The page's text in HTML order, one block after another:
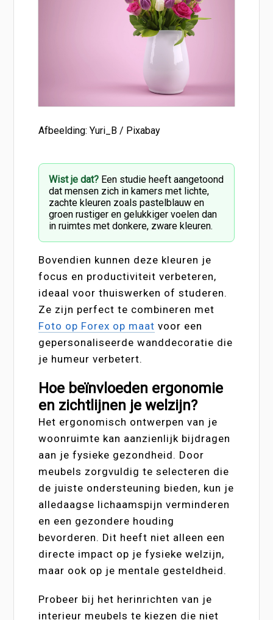
Afbeelding: Yuri_B / Pixabay
Wist je dat? Een studie heeft aangetoond
dat mensen zich in kamers met lichte,
zachte kleuren zoals pastelblauw en
groen rustiger en gelukkiger voelen dan
in ruimtes met donkere, zware kleuren.
Bovendien kunnen deze kleuren je
focus en productiviteit verbeteren,
ideaal voor thuiswerken of studeren.
Ze zijn perfect te combineren met
Foto op Forex op maat voor een
gepersonaliseerde wanddecoratie die
je humeur verbetert.
Hoe beïnvloeden ergonomie
en zichtlijnen je welzijn?
Het ergonomisch ontwerpen van je
woonruimte kan aanzienlijk bijdragen
aan je fysieke gezondheid. Door
meubels zorgvuldig te selecteren die
de juiste ondersteuning bieden, kun je
alledaagse lichaamspijn verminderen
en een gezondere houding
bevorderen. Dit heeft niet alleen een
directe impact op je fysieke welzijn,
maar ook op je mentale gesteldheid.
Probeer bij het herinrichten van je
interieur meubels te kiezen die niet